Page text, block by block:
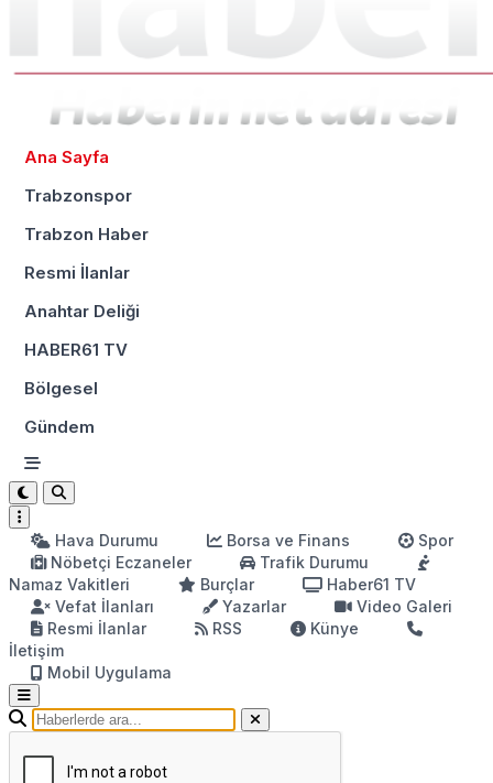
Ana Sayfa
Trabzonspor
Trabzon Haber
Resmi İlanlar
Anahtar Deliği
HABER61 TV
Bölgesel
Gündem
Hava Durumu Borsa ve Finans
Spor
Nöbetçi Eczaneler
Trafik Durumu
Namaz Vakitleri
Burçlar
Haber61 TV
Vefat İlanları
Yazarlar
Video Galeri
Resmi İlanlar
RSS
Künye
İletişim
Mobil Uygulama